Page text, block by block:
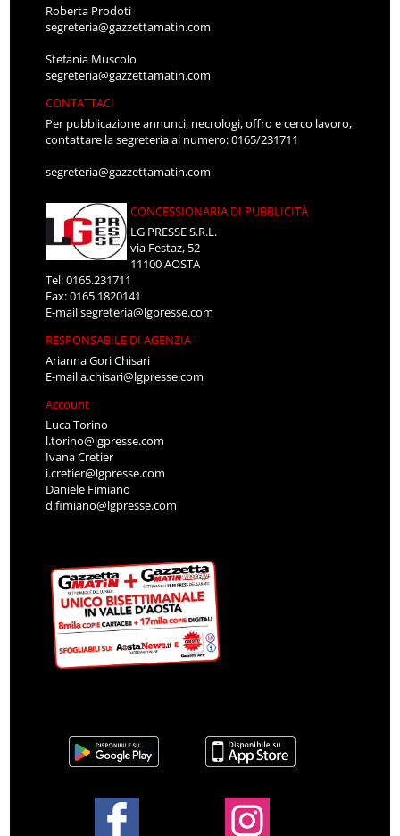
Roberta Prodoti
segreteria@gazzettamatin.com
Stefania Muscolo
segreteria@gazzettamatin.com
CONTATTACI
Per pubblicazione annunci, necrologi, offro e cerco lavoro,
contattare la segreteria al numero: 0165/231711
segreteria@gazzettamatin.com
CONCESSIONARIA DI PUBBLICITÀ
LG PRESSE S.R.L.
via Festaz, 52
11100 AOSTA
Tel: 0165.231711
Fax: 0165.1820141
E-mailsegreteria@lgpresse.com
RESPONSABILE DI AGENZIA
Arianna Gori Chisari
E-maila.chisari@lgpresse.com
Account
Luca Torino
l.torino@lgpresse.com
Ivana Cretier
i.cretier@lgpresse.com
Daniele Fimiano
d.fimiano@lgpresse.com